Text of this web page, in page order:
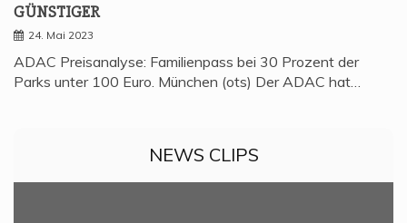
GÜNSTIGER
24. Mai 2023
ADAC Preisanalyse: Familienpass bei 30 Prozent der
Parks unter 100 Euro. München (ots) Der ADAC hat…
NEWS CLIPS